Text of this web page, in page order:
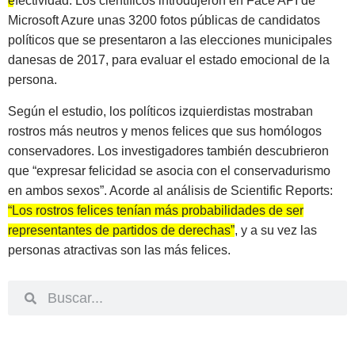
Microsoft Azure unas 3200 fotos públicas de candidatos
políticos que se presentaron a las elecciones municipales
danesas de 2017, para evaluar el estado emocional de la
persona.
Según el estudio, los políticos izquierdistas mostraban
rostros más neutros y menos felices que sus homólogos
conservadores. Los investigadores también descubrieron
que “expresar felicidad se asocia con el conservadurismo
en ambos sexos”. Acorde al análisis de Scientific Reports:
“Los rostros felices tenían más probabilidades de ser
representantes de partidos de derechas”, y a su vez las
personas atractivas son las más felices.